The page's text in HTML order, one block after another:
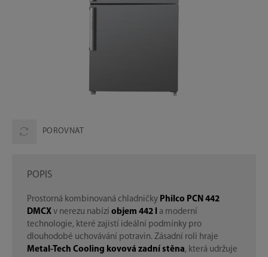
POROVNAT
POPIS
Prostorná kombinovaná chladničky Philco PCN 442
DMCX v nerezu nabízí objem 442 l a moderní
technologie, které zajistí ideální podmínky pro
dlouhodobé uchovávání potravin. Zásadní roli hraje
Metal-Tech Cooling kovová zadní stěna, která udržuje